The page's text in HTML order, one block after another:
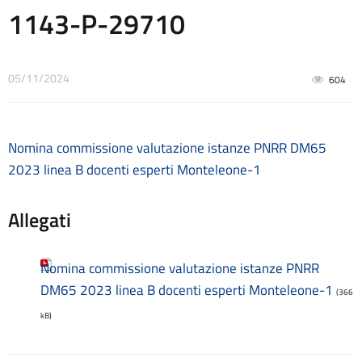
Contatti
Contrattazione collettiva
Cookie Policy (UE)
Dirigente Scolastico
Dirigenza
Docenti
FAQ e VideoTutorial Registro Elettronico CLASSEVIVA
feedback
Galleria
Home
Incarichi amministrativi di vertice
Incarichi conferiti e autorizzati ai dipendenti
1143-P-29710
05/11/2024 604
Nomina commissione valutazione istanze PNRR DM65
2023 linea B docenti esperti Monteleone-1
Allegati
Nomina commissione valutazione istanze PNRR
DM65 2023 linea B docenti esperti Monteleone-1 (366
kB)